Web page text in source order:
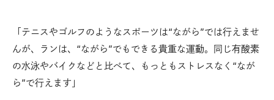
「テニスやゴルフのようなスポーツは“ながら”では行えませ
んが、ランは、“ながら”でもできる貴重な運動。同じ有酸素
の水泳やバイクなどと比べて、もっともストレスなく“なが
ら”で行えます」